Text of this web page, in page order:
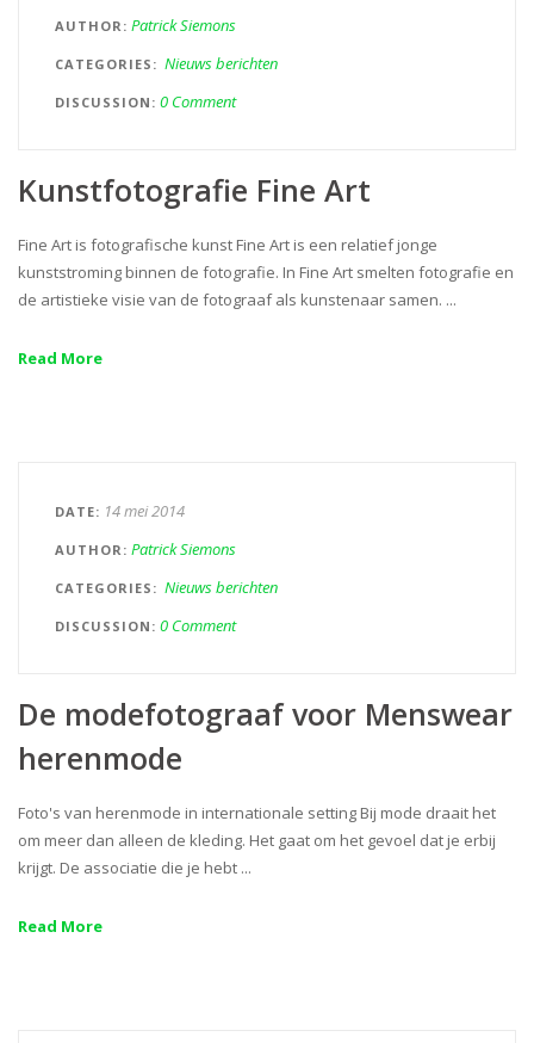
AUTHOR Patrick Siemons
CATEGORIES Nieuws berichten
DISCUSSION 0 Comment
Kunstfotografie Fine Art
Fine Art is fotografische kunst Fine Art is een relatief jonge
kunststroming binnen de fotografie. In Fine Art smelten fotografie en
de artistieke visie van de fotograaf als kunstenaar samen. ...
Read More
DATE 14 mei 2014
AUTHOR Patrick Siemons
CATEGORIES Nieuws berichten
DISCUSSION 0 Comment
De modefotograaf voor Menswear
herenmode
Foto's van herenmode in internationale setting Bij mode draait het
om meer dan alleen de kleding. Het gaat om het gevoel dat je erbij
krijgt. De associatie die je hebt ...
Read More